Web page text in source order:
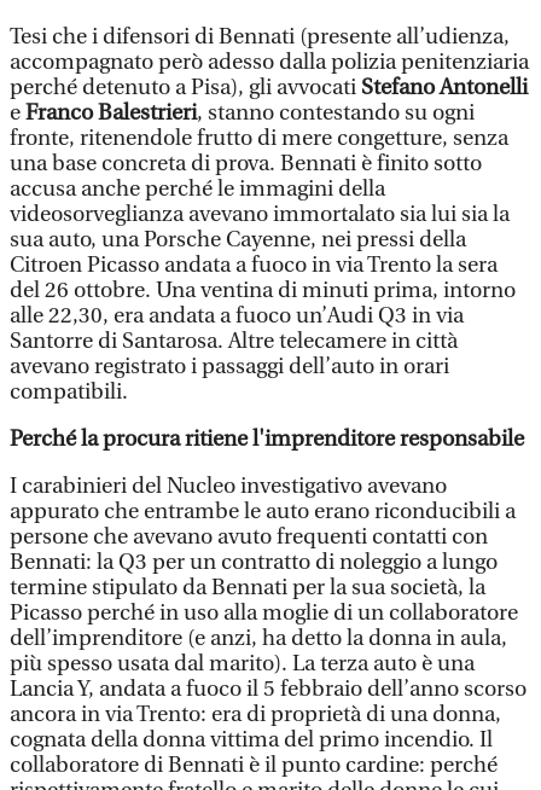
Tesi che i difensori di Bennati (presente all’udienza,
accompagnato però adesso dalla polizia penitenziaria
perché detenuto a Pisa), gli avvocati Stefano Antonelli
eFranco Balestrieri, stanno contestando su ogni
fronte, ritenendole frutto di mere congetture, senza
una base concreta di prova. Bennati è finito sotto
accusa anche perché le immagini della
videosorveglianza avevano immortalato sia lui sia la
sua auto, una Porsche Cayenne, nei pressi della
Citroen Picasso andata a fuoco in via Trento la sera
del 26 ottobre. Una ventina di minuti prima, intorno
alle 22,30, era andata a fuoco un’Audi Q3 in via
Santorre di Santarosa. Altre telecamere in città
avevano registrato i passaggi dell’auto in orari
compatibili.
Perché la procura ritiene l'imprenditore responsabile
I carabinieri del Nucleo investigativo avevano
appurato che entrambe le auto erano riconducibili a
persone che avevano avuto frequenti contatti con
Bennati: la Q3 per un contratto di noleggio a lungo
termine stipulato da Bennati per la sua società, la
Picasso perché in uso alla moglie di un collaboratore
dell’imprenditore (e anzi, ha detto la donna in aula,
più spesso usata dal marito). La terza auto è una
Lancia Y, andata a fuoco il 5 febbraio dell’anno scorso
ancora in via Trento: era di proprietà di una donna,
cognata della donna vittima del primo incendio. Il
collaboratore di Bennati è il punto cardine: perché